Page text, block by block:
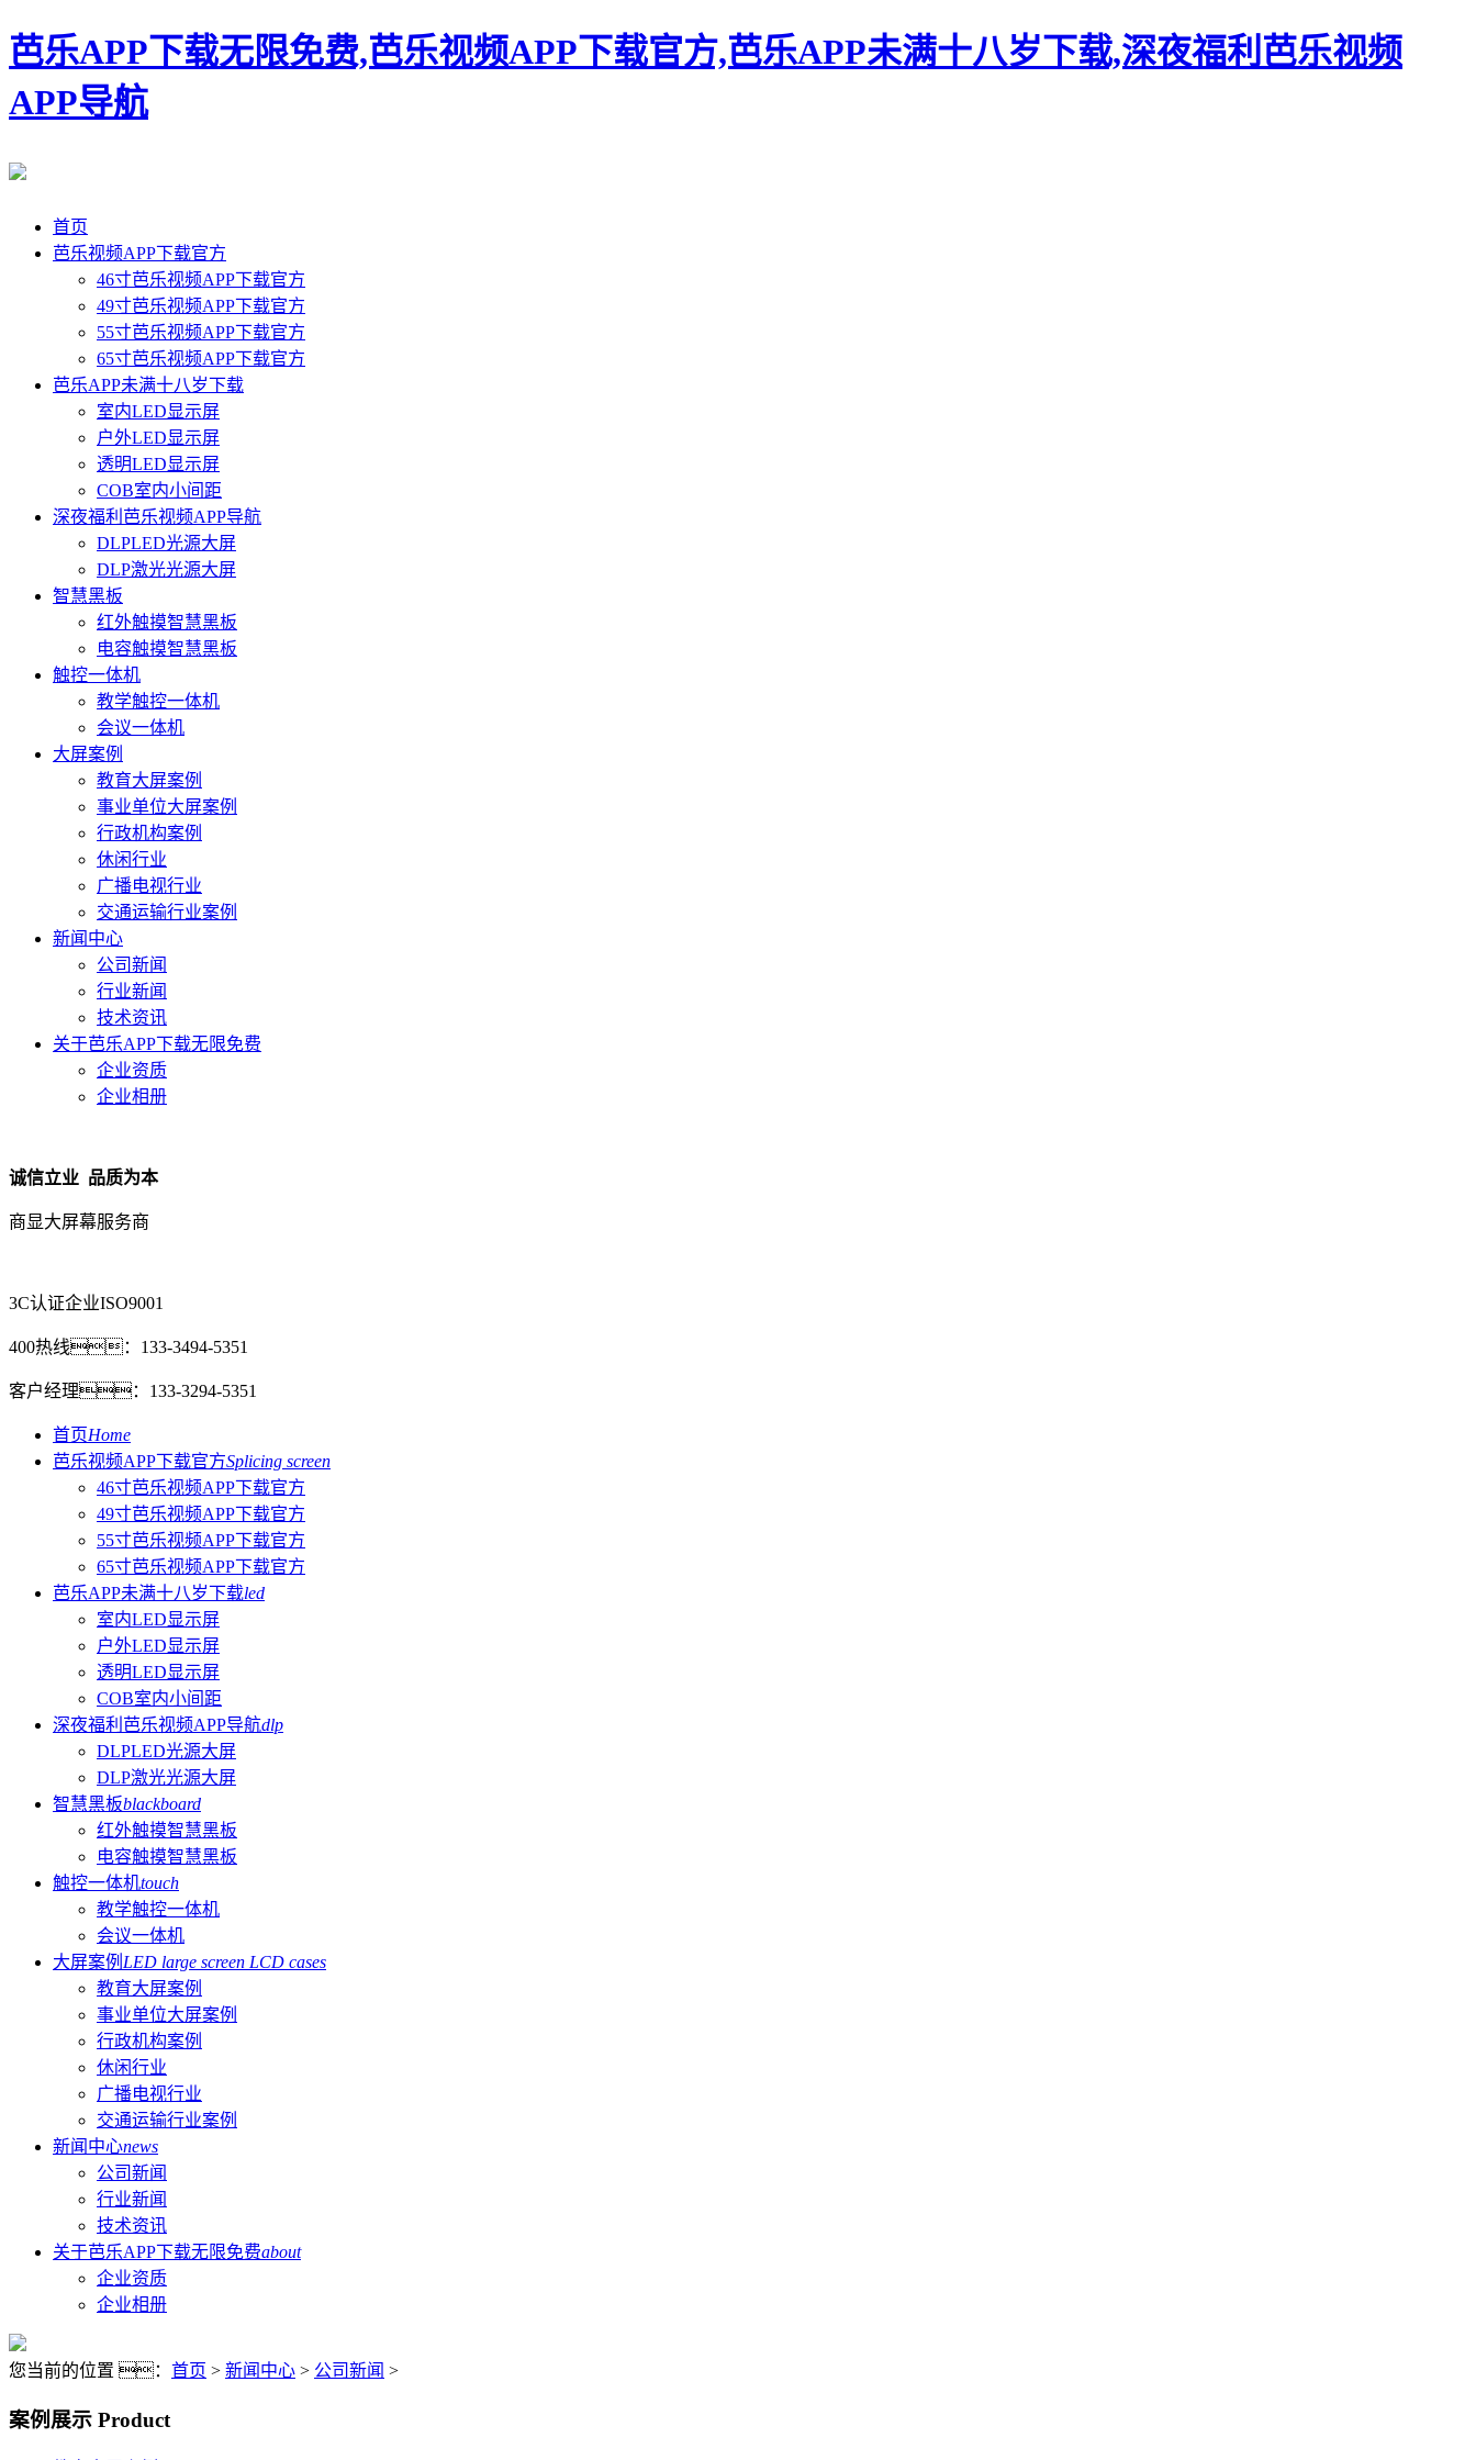
芭乐APP下载无限免费,芭乐视频APP下载官方,芭乐APP未满十八岁下载,深夜福利芭乐视频
APP导航
首页
芭乐视频APP下载官方
46寸芭乐视频APP下载官方
49寸芭乐视频APP下载官方
55寸芭乐视频APP下载官方
65寸芭乐视频APP下载官方
芭乐APP未满十八岁下载
室内LED显示屏
户外LED显示屏
透明LED显示屏
COB室内小间距
深夜福利芭乐视频APP导航
DLPLED光源大屏
DLP激光光源大屏
智慧黑板
红外触摸智慧黑板
电容触摸智慧黑板
触控一体机
教学触控一体机
会议一体机
大屏案例
教育大屏案例
事业单位大屏案例
行政机构案例
休闲行业
广播电视行业
交通运输行业案例
新闻中心
公司新闻
行业新闻
技术资讯
关于芭乐APP下载无限免费
企业资质
企业相册
诚信立业 品质为本
商显大屏幕服务商
3C认证企业ISO9001
400热线： 133-3494-5351
客户经理： 133-3294-5351
首页Home
芭乐视频APP下载官方Splicing screen
46寸芭乐视频APP下载官方
49寸芭乐视频APP下载官方
55寸芭乐视频APP下载官方
65寸芭乐视频APP下载官方
芭乐APP未满十八岁下载led
室内LED显示屏
户外LED显示屏
透明LED显示屏
COB室内小间距
深夜福利芭乐视频APP导航dlp
DLPLED光源大屏
DLP激光光源大屏
智慧黑板blackboard
红外触摸智慧黑板
电容触摸智慧黑板
触控一体机touch
教学触控一体机
会议一体机
大屏案例 LED large screen LCD cases
教育大屏案例
事业单位大屏案例
行政机构案例
休闲行业
广播电视行业
交通运输行业案例
新闻中心news
公司新闻
行业新闻
技术资讯
关于芭乐APP下载无限免费about
企业资质
企业相册
您当前的位置 ： 首页 > 新闻中心 > 公司新闻 >
案例展示 Product